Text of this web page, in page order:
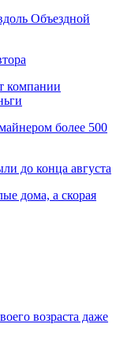
Объездной
компании
более 500
до конца августа
дома, а скорая
возраста даже